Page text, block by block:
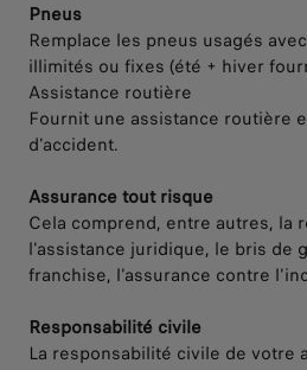
Pneus
Remplace les pneus usagés
illimités ou fixes (été + hiver
Assistance routière
Fournit une assistance routière
d'accident.
Assurance tout risque
Cela comprend, entre autres, la
l'assistance juridique, le bris de
franchise, l'assurance contre
Responsabilité civile
La responsabilité civile de votre